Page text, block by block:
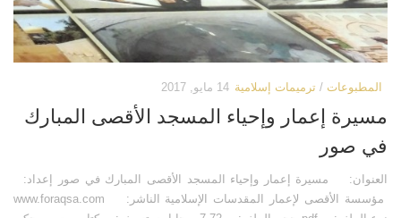
فيديوهات أخرى
العروض التقديمية
مكتبة الصوتيات
قرآن
دروس علمية
برامج إذاعية
أناشيد
متفرقات
كتابات أخرى
أبحاث ودراسات
المطبوعات
مكتبة الصور
صور المسجد الأقصى
صور مدينة القدس
المطبوعات / ترميمات إسلامية 14 مايو, 2017
مسيرة إعمار وإحياء المسجد الأقصى المبارك
في صور
العنوان: مسيرة إعمار وإحياء المسجد الأقصى المبارك في صور إعداد:
مؤسسة الأقصى لإعمار المقدسات الإسلامية الناشر: www.foraqsa.com